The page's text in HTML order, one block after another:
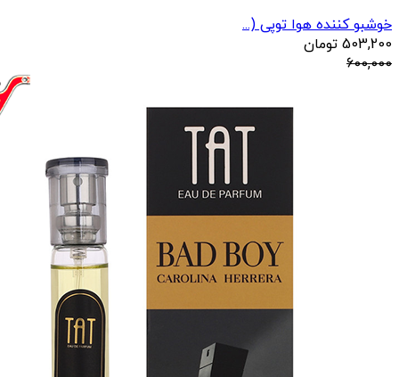
خوشبو کننده هوا توپی (...
503,200 تومان
600,000